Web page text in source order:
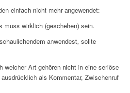
einfach nicht mehr angewendet:
muss wirklich (geschehen) sein.
anwendest, sollte
welcher Art gehören nicht in eine seriöse
als Kommentar, Zwischenruf